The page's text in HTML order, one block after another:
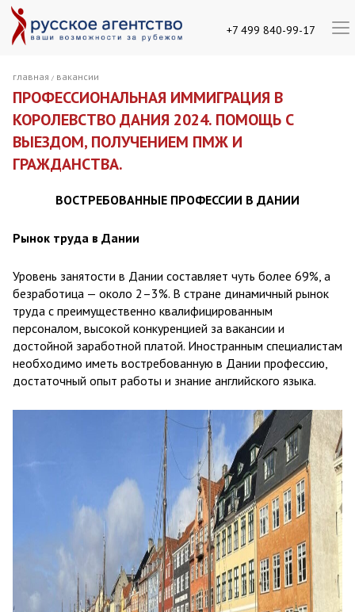
+7 499 840-99-17
главная / вакансии
ПРОФЕССИОНАЛЬНАЯ ИММИГРАЦИЯ В
КОРОЛЕВСТВО ДАНИЯ 2024. ПОМОЩЬ С
ВЫЕЗДОМ, ПОЛУЧЕНИЕМ ПМЖ И
ГРАЖДАНСТВА.
ВОСТРЕБОВАННЫЕ ПРОФЕССИИ В ДАНИИ
Рынок труда в Дании
Уровень занятости в Дании составляет чуть более 69%, а
безработица — около 2–3%. В стране динамичный рынок
труда с преимущественно квалифицированным
персоналом, высокой конкуренцией за вакансии и
достойной заработной платой. Иностранным специалистам
необходимо иметь востребованную в Дании профессию,
достаточный опыт работы и знание английского языка.